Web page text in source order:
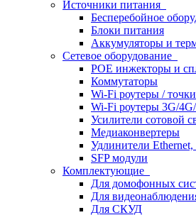
Источники питания
Бесперебойное
Блоки питания
Аккумуляторы и
Сетевое оборудование
POE инжекторы и
Коммутаторы
Wi-Fi роутеры /
Wi-Fi роутеры 3G/
Усилители сотовой
Медиаконвертеры
Удлинители Ethernet,
SFP модули
Комплектующие
Для домофонных
Для
Для СКУД